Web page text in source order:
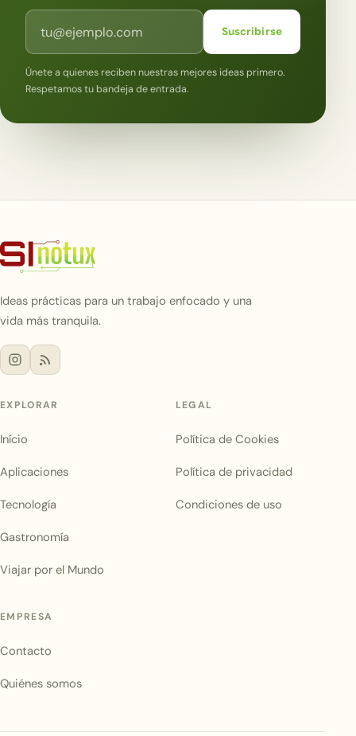
Correo electrónico
Suscribirse
Únete a quienes reciben nuestras mejores ideas primero.
Respetamos tu bandeja de entrada.
Ideas prácticas para un trabajo enfocado y una
vida más tranquila.
EXPLORAR
Início
Aplicaciones
Tecnología
Gastronomía
Viajar por el Mundo
LEGAL
Política de Cookies
Política de privacidad
Condiciones de uso
EMPRESA
Contacto
Quiénes somos